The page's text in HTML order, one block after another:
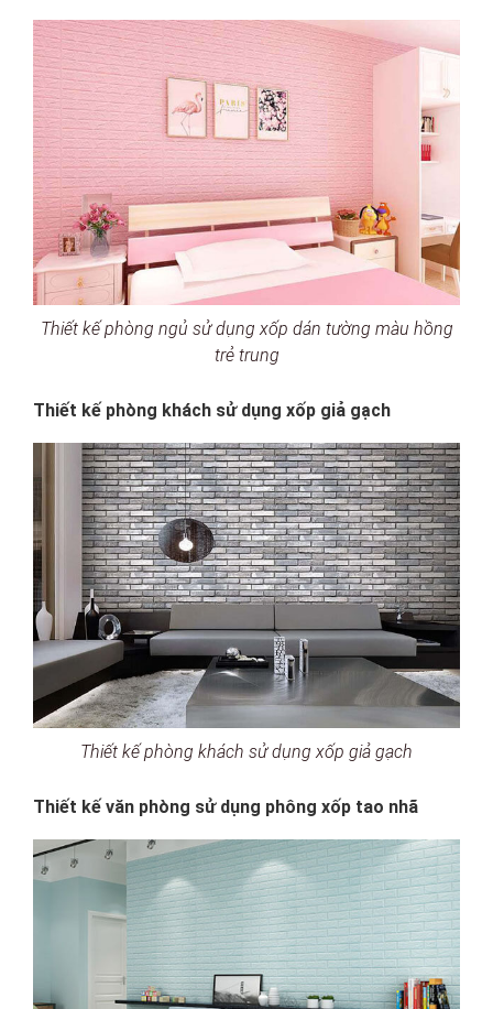
Thiết kế phòng ngủ sử dụng xốp dán tường màu hồng
trẻ trung
Thiết kế phòng khách sử dụng xốp giả gạch
Thiết kế phòng khách sử dụng xốp giả gạch
Thiết kế văn phòng sử dụng phông xốp tao nhã